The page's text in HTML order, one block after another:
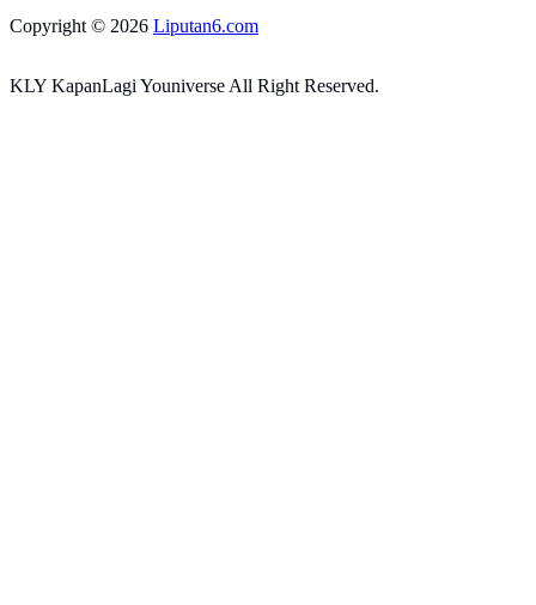
Copyright © 2026 Liputan6.com
KLY KapanLagi Youniverse All Right Reserved.